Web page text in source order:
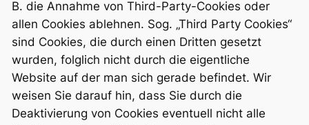
B. die Annahme von Third-Party-Cookies oder
allen Cookies ablehnen. Sog. „Third Party Cookies“
sind Cookies, die durch einen Dritten gesetzt
wurden, folglich nicht durch die eigentliche
Website auf der man sich gerade befindet. Wir
weisen Sie darauf hin, dass Sie durch die
Deaktivierung von Cookies eventuell nicht alle